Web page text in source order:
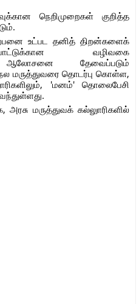
நெறிமுறைகள் குறித்த
உட்பட தனித் திறன்களைக்
வழிவகை
ஆலோசனை தேவைப்படும்
மருத்துவரை தொடர்பு கொள்ள,
'மனம்' தொலைபேசி
மருத்துவக் கல்லுாரிகளில்